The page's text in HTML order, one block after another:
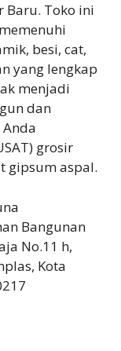
Baru. Toko ini
besi, cat,
yang lengkap
menjadi
dan
grosir
gipsum aspal.
Bangunan
No.11 h,
Kota